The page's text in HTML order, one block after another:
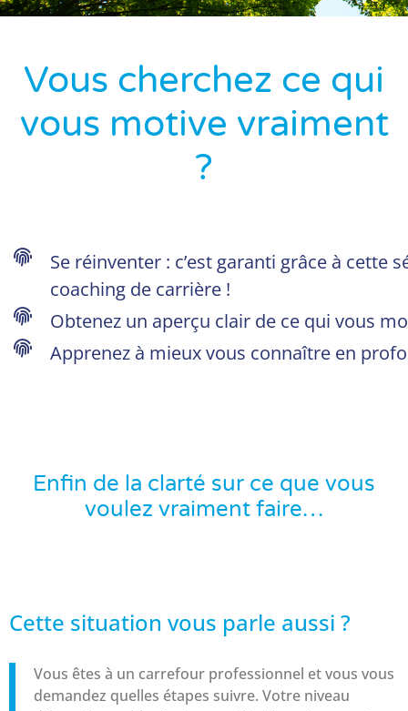
Vous cherchez ce qui
vous motive vraiment
?
Se réinventer : c’est garanti grâce à cette
coaching de carrière !
Obtenez un aperçu clair de ce qui vous
Apprenez à mieux vous connaître en
Enfin de la clarté sur ce que vous
voulez vraiment faire…
Cette situation vous parle aussi ?
Vous êtes à un carrefour professionnel et vous vous
demandez quelles étapes suivre. Votre niveau